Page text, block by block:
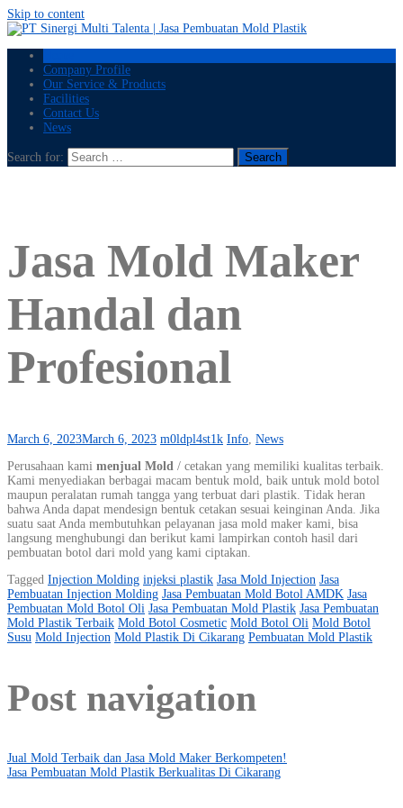
Skip to content
Company Profile
Our Service & Products
Facilities
Contact Us
News
Search for:
Jasa Mold Maker
Handal dan
Profesional
March 6, 2023March 6, 2023 m0ldpl4st1k Info, News
Perusahaan kami menjual Mold / cetakan yang memiliki kualitas terbaik.
Kami menyediakan berbagai macam bentuk mold, baik untuk mold botol
maupun peralatan rumah tangga yang terbuat dari plastik. Tidak heran
bahwa Anda dapat mendesign bentuk cetakan sesuai keinginan Anda. Jika
suatu saat Anda membutuhkan pelayanan jasa mold maker kami, bisa
langsung menghubungi dan berikut kami lampirkan contoh hasil dari
pembuatan botol dari mold yang kami ciptakan.
Tagged Injection Molding injeksi plastik Jasa Mold Injection Jasa
Pembuatan Injection Molding Jasa Pembuatan Mold Botol AMDK Jasa
Pembuatan Mold Botol Oli Jasa Pembuatan Mold Plastik Jasa Pembuatan
Mold Plastik Terbaik Mold Botol Cosmetic Mold Botol Oli Mold Botol
Susu Mold Injection Mold Plastik Di Cikarang Pembuatan Mold Plastik
Post navigation
Jual Mold Terbaik dan Jasa Mold Maker Berkompeten!
Jasa Pembuatan Mold Plastik Berkualitas Di Cikarang